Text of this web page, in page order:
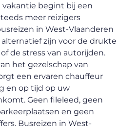
begint bij een
meer reizigers
in West-Vlaanderen
zijn voor de drukte
de stress van autorijden.
het gezelschap van
een ervaren chauffeur
en op tijd op uw
Geen fileleed, geen
en geen
Busreizen in West-